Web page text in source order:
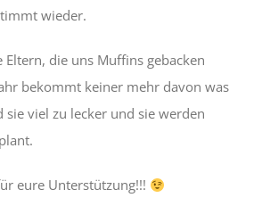
wieder.
Eltern, die uns Muffins gebacken
bekommt keiner mehr davon was
viel zu lecker und sie werden
eure Unterstützung!!!